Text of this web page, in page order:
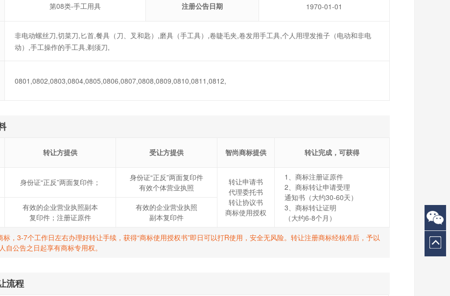
第08类-手工用具 注册公告日期 1970-01-01
非电动螺丝刀,切菜刀,匕首,餐具（刀、叉和匙）,磨具（手工具）,卷睫毛夹,卷发用手工具,个人用理发推子（电动和非电
动）,手工操作的手工具,剃须刀,
0801,0802,0803,0804,0805,0806,0807,0808,0809,0810,0811,0812,
转让方提供 受让方提供 智尚商标提供 转让完成，可获得
身份证“正反”两面复印件；
身份证“正反”两面复印件
有效个体营业执照
转让申请书
代理委托书
转让协议书
商标使用授权
1、商标注册证原件
2、商标转让申请受理
通知书（大约30-60天）
3、商标转让证明
（大约6-8个月）
有效的企业营业执照副本
复印件；注册证原件
有效的企业营业执照
副本复印件
标，3-7个工作日左右办理好转让手续，获得“商标使用授权书”即日可以打R使用，安全无风险。转让注册商标经核准后，予以
自公告之日起享有商标专用权。
流程